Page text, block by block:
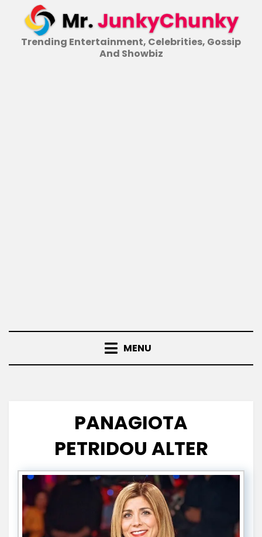
contentTrending Entertainment, Celebrities, Gossip
And Showbiz
MENU
PANAGIOTA
PETRIDOU ALTER